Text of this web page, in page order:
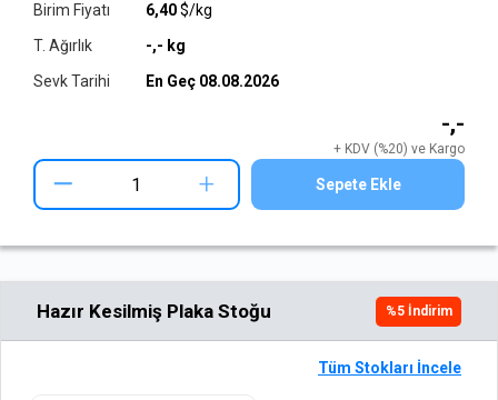
-,-
+ KDV (%20) ve Kargo
Birim Fiyatı
T. Ağırlık
Sevk Tarihi
6,40$/kg
-,- kg
En Geç 08.08.2026
+ Sepete Ekle
Hazır Kesilmiş Plaka Stoğu %5İndirim
Tüm Stokları İncele